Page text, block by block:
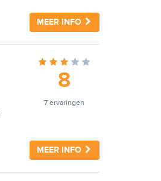
MEER INFO
8
7 ervaringen
MEER INFO